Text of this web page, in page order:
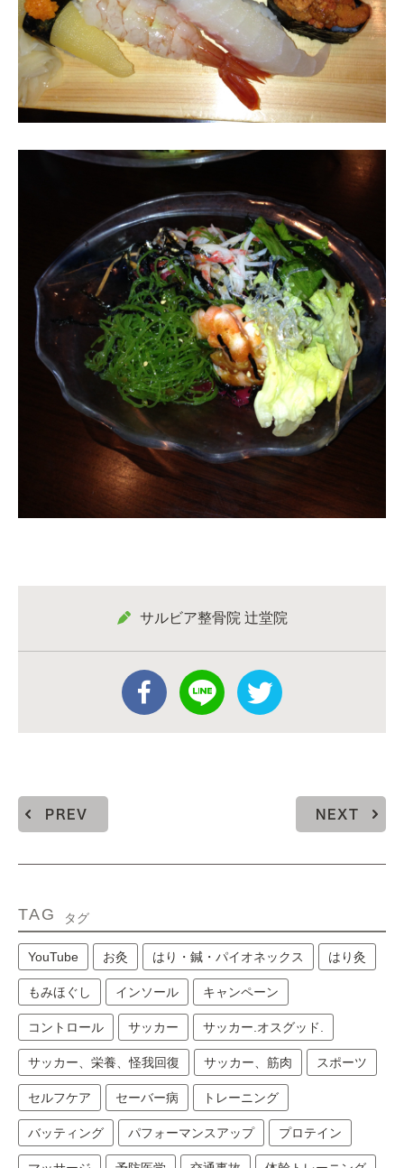
サルビア整骨院 辻堂院
PREV NEXT
TAG タグ
YouTube お灸 はり・鍼・パイオネックス はり灸
もみほぐし インソール キャンペーン
コントロール サッカー サッカー.オスグッド.
サッカー、栄養、怪我回復 サッカー、筋肉 スポーツ
セルフケア セーバー病 トレーニング
バッティング パフォーマンスアップ プロテイン